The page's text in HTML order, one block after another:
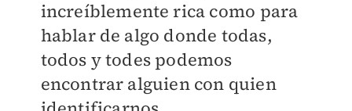
increíblemente rica como para
hablar de algo donde todas,
todos y todes podemos
encontrar alguien con quien